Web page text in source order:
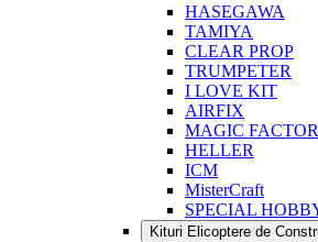
HASEGAWA
TAMIYA
CLEAR PROP
TRUMPETER
I LOVE KIT
AIRFIX
MAGIC
HELLER
ICM
MisterCraft
SPECIAL
Kituri Elicoptere de